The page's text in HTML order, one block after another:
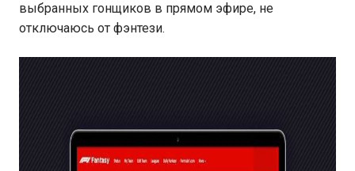
выбранных гонщиков в прямом эфире, не
отключаюсь от фэнтези.